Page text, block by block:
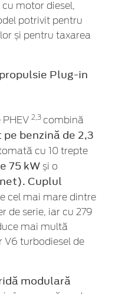
motor diesel,
potrivit pentru
și pentru taxarea
Plug-in
2,3 combină
pe benzină de 2,3
cu 10 trepte
75 kW și o
Cuplul
cel mai mare dintre
de serie, iar cu 279
mai multă
V6 turbodiesel de
modulară